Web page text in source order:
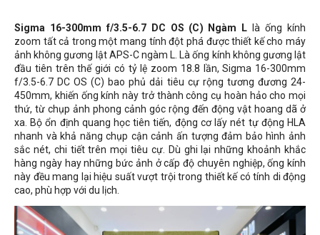
Sigma 16-300mm f/3.5-6.7 DC OS (C) Ngàm L
là ống kính
zoom tất cả trong một mang tính đột phá được thiết kế cho máy
ảnh không gương lật APS-C ngàm L. Là ống kính không gương lật
đầu tiên trên thế giới có tỷ lệ zoom 18.8 lần, Sigma 16-300mm
f/3.5-6.7 DC OS (C) bao phủ dải tiêu cự rộng tương đương 24-
450mm, khiến ống kính này trở thành công cụ hoàn hảo cho mọi
thứ, từ chụp ảnh phong cảnh góc rộng đến động vật hoang dã ở
xa. Bộ ổn định quang học tiên tiến, động cơ lấy nét tự động HLA
nhanh và khả năng chụp cận cảnh ấn tượng đảm bảo hình ảnh
sắc nét, chi tiết trên mọi tiêu cự. Dù ghi lại những khoảnh khắc
hàng ngày hay những bức ảnh ở cấp độ chuyên nghiệp, ống kính
này đều mang lại hiệu suất vượt trội trong thiết kế có tính di động
cao, phù hợp với du lịch.